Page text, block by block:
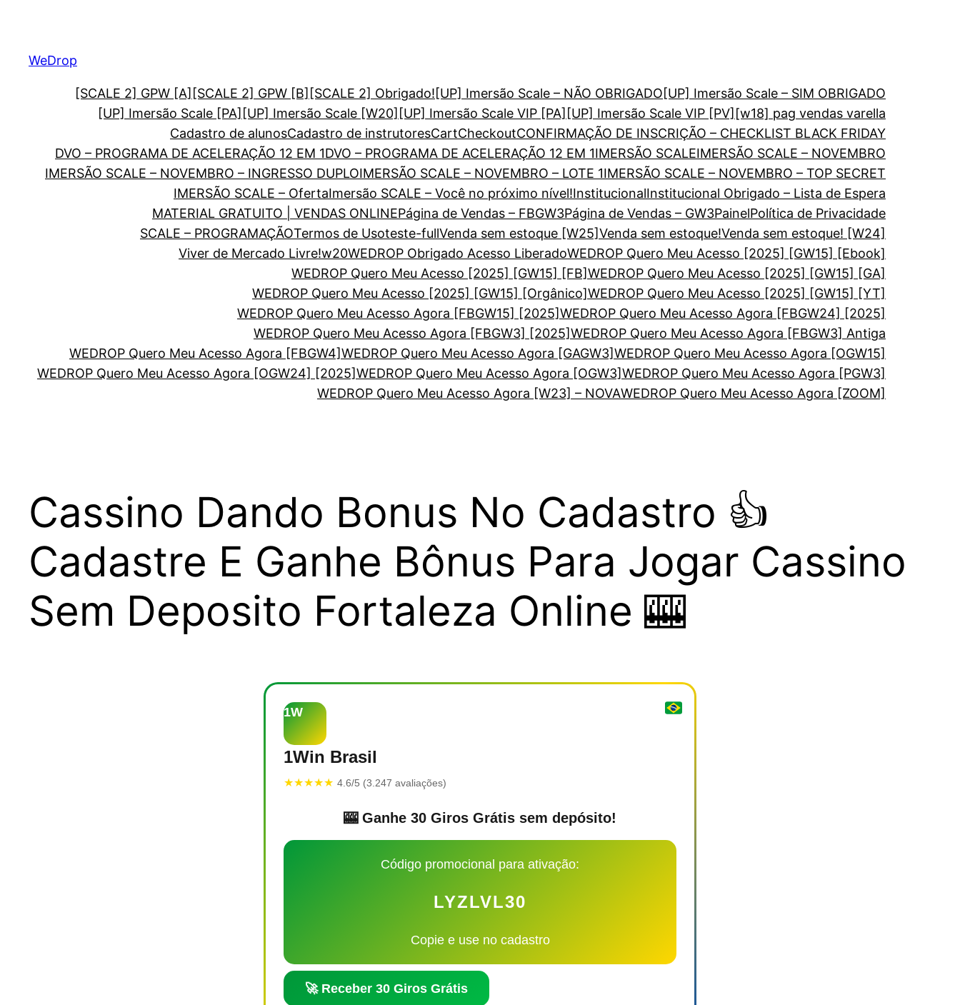
WeDrop
[SCALE 2] GPW [A] [SCALE 2] GPW [B] [SCALE 2] Obrigado![UP] Imersão Scale – NÃO OBRIGADO[UP] Imersão Scale – SIM OBRIGADO
[UP] Imersão Scale [PA] [UP] Imersão Scale [W20] [UP] Imersão Scale VIP [PA] [UP] Imersão Scale VIP [PV] [w18] pag vendas varella
Cadastro de alunosCadastro de instrutoresCartCheckoutCONFIRMAÇÃO DE INSCRIÇÃO – CHECKLIST BLACK FRIDAY
DVO – PROGRAMA DE ACELERAÇÃO 12 EM 1DVO – PROGRAMA DE ACELERAÇÃO 12 EM 1IMERSÃO SCALEIMERSÃO SCALE – NOVEMBRO
IMERSÃO SCALE – NOVEMBRO – INGRESSO DUPLOIMERSÃO SCALE – NOVEMBRO – LOTE 1IMERSÃO SCALE – NOVEMBRO – TOP SECRET
IMERSÃO SCALE – OfertaImersão SCALE – Você no próximo nível!InstitucionalInstitucional Obrigado – Lista de Espera
MATERIAL GRATUITO | VENDAS ONLINEPágina de Vendas – FBGW3Página de Vendas – GW3PainelPolítica de Privacidade
SCALE – PROGRAMAÇÃOTermos de Usoteste-fullVenda sem estoque [W25]Venda sem estoque!Venda sem estoque! [W24]
Viver de Mercado Livre!w20WEDROP Obrigado Acesso LiberadoWEDROP Quero Meu Acesso [2025] [GW15] [Ebook]
WEDROP Quero Meu Acesso [2025] [GW15] [FB]WEDROP Quero Meu Acesso [2025] [GW15] [GA]
WEDROP Quero Meu Acesso [2025] [GW15] [Orgânico]WEDROP Quero Meu Acesso [2025] [GW15] [YT]
WEDROP Quero Meu Acesso Agora [FBGW15] [2025]WEDROP Quero Meu Acesso Agora [FBGW24] [2025]
WEDROP Quero Meu Acesso Agora [FBGW3] [2025]WEDROP Quero Meu Acesso Agora [FBGW3] Antiga
WEDROP Quero Meu Acesso Agora [FBGW4]WEDROP Quero Meu Acesso Agora [GAGW3]WEDROP Quero Meu Acesso Agora [OGW15]
WEDROP Quero Meu Acesso Agora [OGW24] [2025]WEDROP Quero Meu Acesso Agora [OGW3]WEDROP Quero Meu Acesso Agora [PGW3]
WEDROP Quero Meu Acesso Agora [W23] – NOVAWEDROP Quero Meu Acesso Agora [ZOOM]
Cassino Dando Bonus No Cadastro 👍
Cadastre E Ganhe Bônus Para Jogar Cassino
Sem Deposito Fortaleza Online 🎰
1W
1Win Brasil
★★★★★ 4.6/5 (3.247 avaliações)
🎰 Ganhe 30 Giros Grátis sem depósito!
Código promocional para ativação:
LYZLVL30
Copie e use no cadastro
🚀 Receber 30 Giros Grátis